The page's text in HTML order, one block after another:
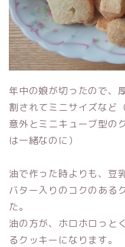
年中の娘が切ったので、
割されてミニサイズなど（
意外とミニキューブ型の
は一緒なのに）
油で作った時よりも、豆
バター入りのコクのある
た。
油の方が、ホロホロっと
るクッキーになります。